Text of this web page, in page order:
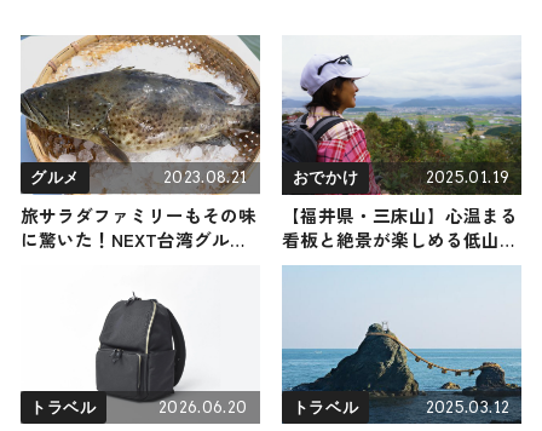
グルメ 2023.08.21
旅サラダファミリーもその味
に驚いた！NEXT台湾グルメ
おでかけ 2025.01.19
【福井県・三床山】心温まる
看板と絶景が楽しめる低山
に、さとう珠緒が登る！（登
トラベル 2026.06.20 トラベル 2025.03.12